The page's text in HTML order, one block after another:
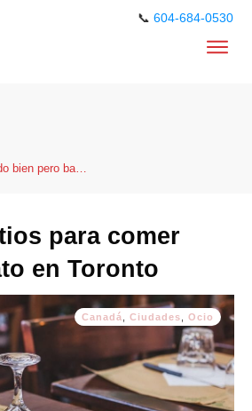
📞 604-684-0530
para comer
en Toronto
Canadá Ciudades Ocio